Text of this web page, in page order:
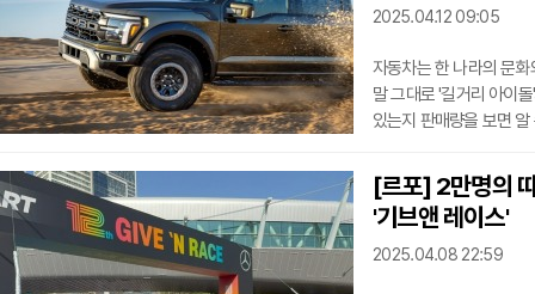
알아본다.그늘 주차와
2025.04.12 09:05
자동차는 한 나라의 문
말 그대로 '길거리 아이
있는지 판매량을 보면
일이 가장 쉽다. 1977년
4000만 대를 넘었다. 이
때문만은 아니다. 농장
있다. 미국인의
[르포] 2만명의
'기브앤 레이스'
2025.04.08 22:59